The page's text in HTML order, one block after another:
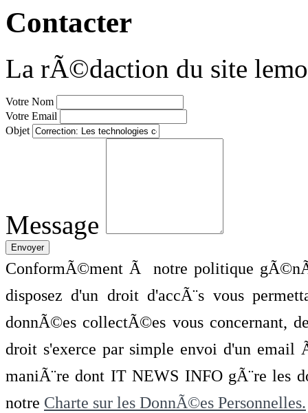
Contacter
La rÃ©daction du site
Votre Nom
Votre Email
Objet
Message
ConformÃ©ment Ã notre politique
disposez d'un droit d'accÃ¨s vous
donnÃ©es collectÃ©es vous concernant,
droit s'exerce par simple envoi d'un
maniÃ¨re dont IT NEWS INFO gÃ¨re les
notre Charte sur les DonnÃ©es Personnelles.